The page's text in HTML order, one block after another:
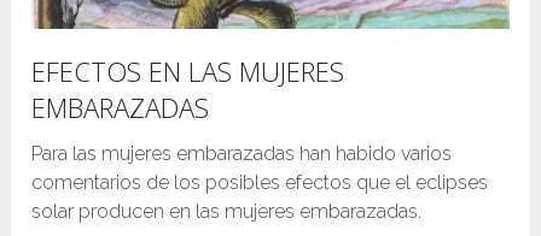
EFECTOS EN LAS MUJERES
EMBARAZADAS
Para las mujeres embarazadas han habido varios
comentarios de los posibles efectos que el eclipses
solar producen en las mujeres embarazadas.